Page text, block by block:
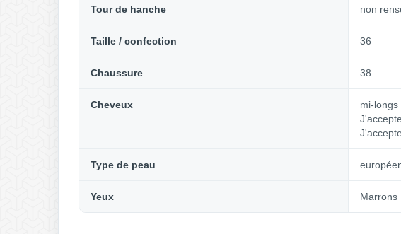
Tour de hanche non
Taille / confection 36
Chaussure 38
Cheveux
mi-
Type de peau
Yeux Marrons